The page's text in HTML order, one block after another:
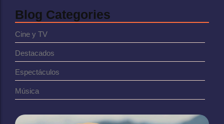
Blog Categories
Cine y TV
Destacados
Espectáculos
Música